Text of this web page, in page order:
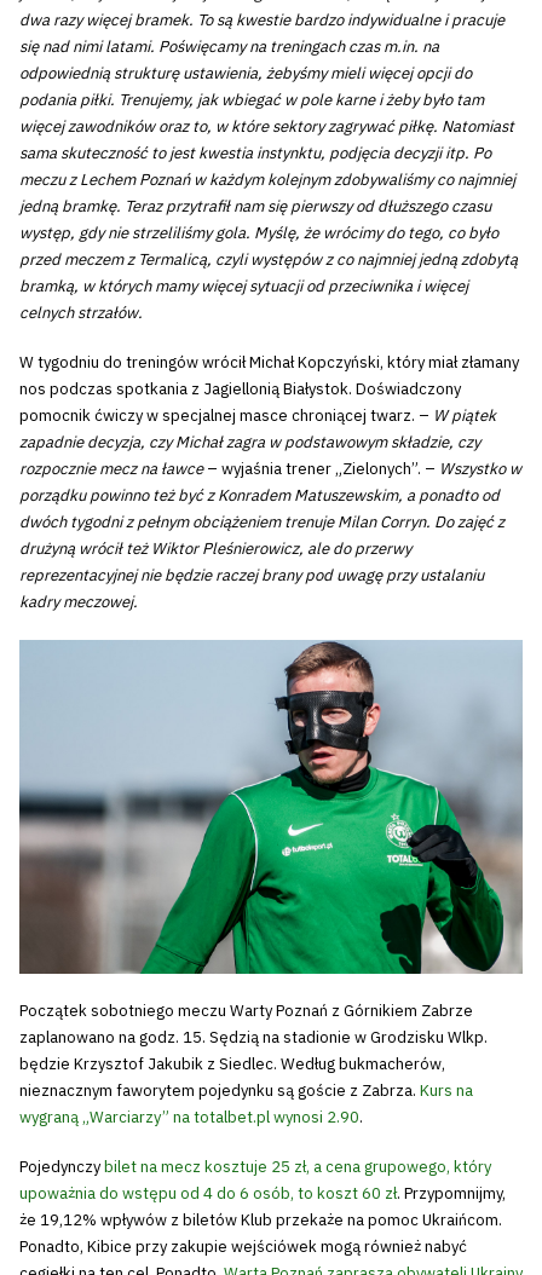
Tryb
energii
Dostępność
dwa razy więcej bramek. To są kwestie bardzo indywidualne i pracuje
się nad nimi latami. Poświęcamy na treningach czas m.in. na
odpowiednią strukturę ustawienia, żebyśmy mieli więcej opcji do
podania piłki. Trenujemy, jak wbiegać w pole karne i żeby było tam
więcej zawodników oraz to, w które sektory zagrywać piłkę. Natomiast
sama skuteczność to jest kwestia instynktu, podjęcia decyzji itp. Po
meczu z Lechem Poznań w każdym kolejnym zdobywaliśmy co najmniej
jedną bramkę. Teraz przytrafił nam się pierwszy od dłuższego czasu
występ, gdy nie strzeliliśmy gola. Myślę, że wrócimy do tego, co było
przed meczem z Termalicą, czyli występów z co najmniej jedną zdobytą
bramką, w których mamy więcej sytuacji od przeciwnika i więcej
celnych strzałów.
W tygodniu do treningów wrócił Michał Kopczyński, który miał złamany
nos podczas spotkania z Jagiellonią Białystok. Doświadczony
pomocnik ćwiczy w specjalnej masce chroniącej twarz. – W piątek
zapadnie decyzja, czy Michał zagra w podstawowym składzie, czy
rozpocznie mecz na ławce– wyjaśnia trener „Zielonych”. – Wszystko w
porządku powinno też być z Konradem Matuszewskim, a ponadto od
dwóch tygodni z pełnym obciążeniem trenuje Milan Corryn. Do zajęć z
drużyną wrócił też Wiktor Pleśnierowicz, ale do przerwy
reprezentacyjnej nie będzie raczej brany pod uwagę przy ustalaniu
kadry meczowej.
Początek sobotniego meczu Warty Poznań z Górnikiem Zabrze
zaplanowano na godz. 15. Sędzią na stadionie w Grodzisku Wlkp.
będzie Krzysztof Jakubik z Siedlec. Według bukmacherów,
nieznacznym faworytem pojedynku są goście z Zabrza. Kurs na
wygraną „Warciarzy” na totalbet.pl wynosi 2.90.
Pojedynczybilet na mecz kosztuje 25 zł, a cena grupowego, który
upoważnia do wstępu od 4 do 6 osób, to koszt 60 zł. Przypomnijmy,
że 19,12% wpływów z biletów Klub przekaże na pomoc Ukraińcom.
Ponadto, Kibice przy zakupie wejściówek mogą również nabyć